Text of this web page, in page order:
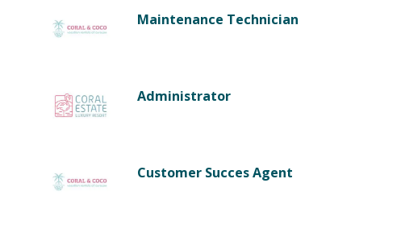
Maintenance Technician
Administrator
Customer Succes Agent